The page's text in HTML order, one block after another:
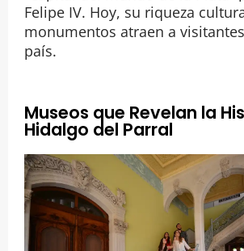
Felipe IV. Hoy, su riqueza
monumentos atraen a
país.
Museos que Revelan la
Hidalgo del Parral